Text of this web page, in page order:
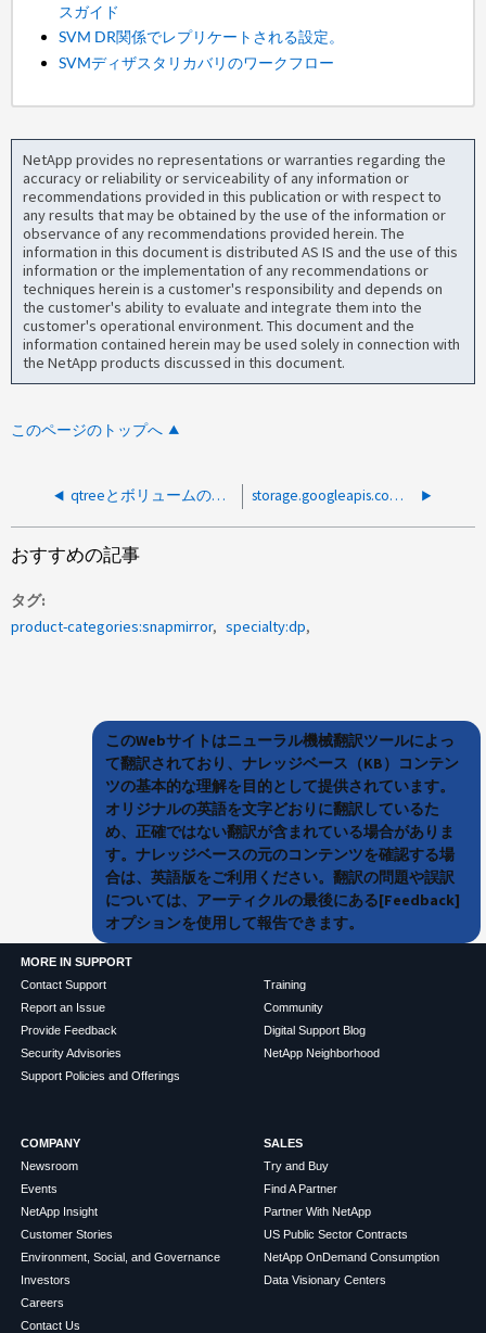
スガイド
SVM DR関係でレプリケートされる設定。
SVMディザスタリカバリのワークフロー
NetApp provides no representations or warranties regarding the
accuracy or reliability or serviceability of any information or
recommendations provided in this publication or with respect to
any results that may be obtained by the use of the information or
observance of any recommendations provided herein. The
information in this document is distributed AS IS and the use of this
information or the implementation of any recommendations or
techniques herein is a customer's responsibility and depends on
the customer's ability to evaluate and integrate them into the
customer's operational environment. This document and the
information contained herein may be used solely in connection with
the NetApp products discussed in this document.
このページのトップへ
qtreeとボリュームの間でSnapMirrorを使用できるか storage.googleapis.com以外のサーバー名を使用してSMCを動作させることはできますか？
おすすめの記事
タグ
product-categories:snapmirror
specialty:dp
このWebサイトはニューラル機械翻訳ツールによっ
て翻訳されており、ナレッジベース（KB）コンテン
ツの基本的な理解を目的として提供されています。
オリジナルの英語を文字どおりに翻訳しているた
め、正確ではない翻訳が含まれている場合がありま
す。ナレッジベースの元のコンテンツを確認する場
合は、英語版をご利用ください。翻訳の問題や誤訳
については、アーティクルの最後にある[Feedback]
オプションを使用して報告できます。
MORE IN SUPPORT
Contact Support
Report an Issue
Provide Feedback
Security Advisories
Support Policies and Offerings
Training
Community
Digital Support Blog
NetApp Neighborhood
COMPANY
Newsroom
Events
NetApp Insight
Customer Stories
Environment, Social, and Governance
Investors
Careers
Contact Us
SALES
Try and Buy
Find A Partner
Partner With NetApp
US Public Sector Contracts
NetApp OnDemand Consumption
Data Visionary Centers